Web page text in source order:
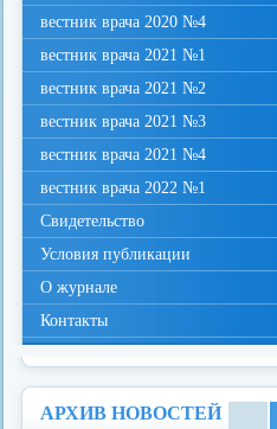
вестник врача 2020 №4
вестник врача 2021 №1
вестник врача 2021 №2
вестник врача 2021 №3
вестник врача 2021 №4
вестник врача 2022 №1
Свидетельство
Условия публикации
О журнале
Контакты
АРХИВ НОВОСТЕЙ